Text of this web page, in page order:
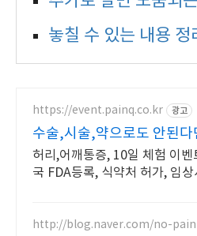
놓칠 수 있는 내용 정
https://event.painq.co.kr 광고
수술,시술,약으로도 안된다
허리,어깨통증, 10일 체험 이벤
국 FDA등록, 식약처 허가, 임상
http://blog.naver.com/no-pain